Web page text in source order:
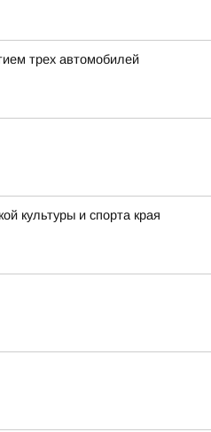
трех автомобилей
культуры и спорта края